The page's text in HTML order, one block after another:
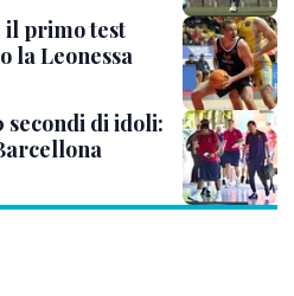
il primo test
la Leonessa
secondi di idoli: